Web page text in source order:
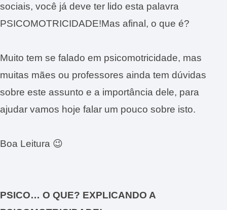
sociais, você já deve ter lido esta palavra
PSICOMOTRICIDADE!Mas afinal, o que é?
Muito tem se falado em psicomotricidade, mas
muitas mães ou professores ainda tem dúvidas
sobre este assunto e a importância dele, para
ajudar vamos hoje falar um pouco sobre isto.
Boa Leitura 😉
PSICO… O QUE? EXPLICANDO A